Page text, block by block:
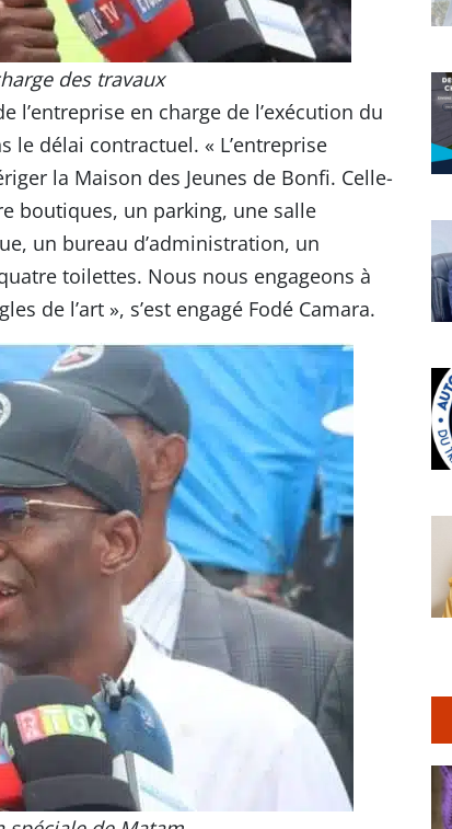
des travaux
l’entreprise en charge de l’exécution du
le délai contractuel. « L’entreprise
la Maison des Jeunes de Bonfi. Celle-
boutiques, un parking, une salle
un bureau d’administration, un
toilettes. Nous nous engageons à
de l’art », s’est engagé Fodé Camara.